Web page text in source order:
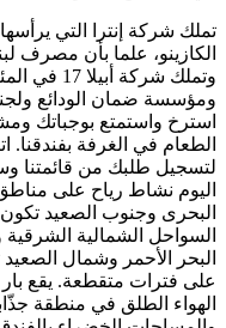
استرخ واستمتع بوجباتك
لتسجيل طلبك من قائمتنا
اليوم نشاط رياح على
البحرى وجنوب الصعيد
السواحل الشمالية
البحر الأحمر وشمال
الهواء الطلق في منطقة